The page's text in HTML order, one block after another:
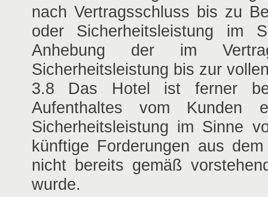
nach Vertragsschluss bis zu
oder Sicherheitsleistung im
Anhebung der im
Sicherheitsleistung bis zur
3.8 Das Hotel ist ferner
Aufenthaltes vom Kunden
Sicherheitsleistung im Sinne
künftige Forderungen aus
nicht bereits gemäß
wurde.